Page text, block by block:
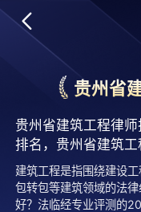
贵州省
贵州省建筑工程律
排名，贵州省建筑
建筑工程是指围绕建设
包转包等建筑领域的法
好？法临经专业评测的